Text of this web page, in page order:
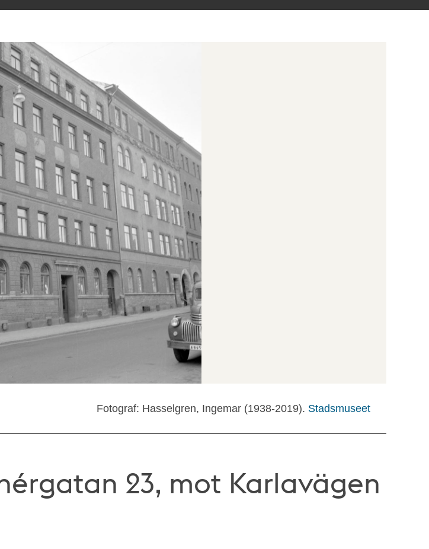
Fotograf: Hasselgren, Ingemar (1938-2019). Stadsmuseet
23, mot Karlavägen